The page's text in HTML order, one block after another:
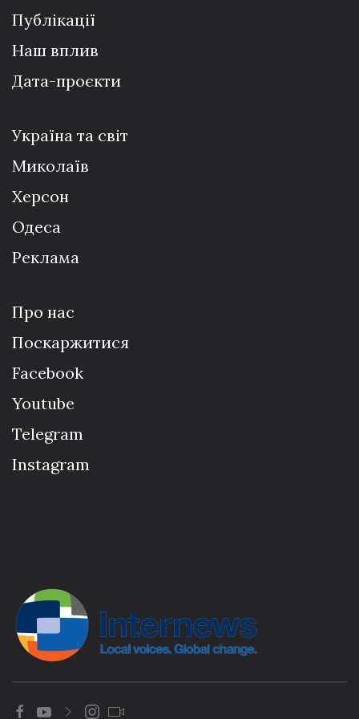
Публікації
Наш вплив
Дата-проєкти
Україна та світ
Миколаїв
Херсон
Одеса
Реклама
Про нас
Поскаржитися
Facebook
Youtube
Telegram
Instagram